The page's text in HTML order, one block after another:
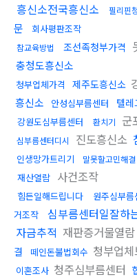
흥신소전국흥신소
필리핀
문
회사평판조작
참교육방법 조선족청부가격
충청도흥신소
청부업체가격 제주도흥신소
흥신소
안성심부름센터 텔레
강원도심부름센터 환치기 군
심부름센터디시 진도흥신소
인생망가트리기 말못할고민해결
재산열람 사건조작
힘든일해드립니다 원주심부름
거조작
심부름센터일잘하
자금추적 재판증거물열람
결
떼인돈불법회수 청부업
이혼조사 청주심부름센터